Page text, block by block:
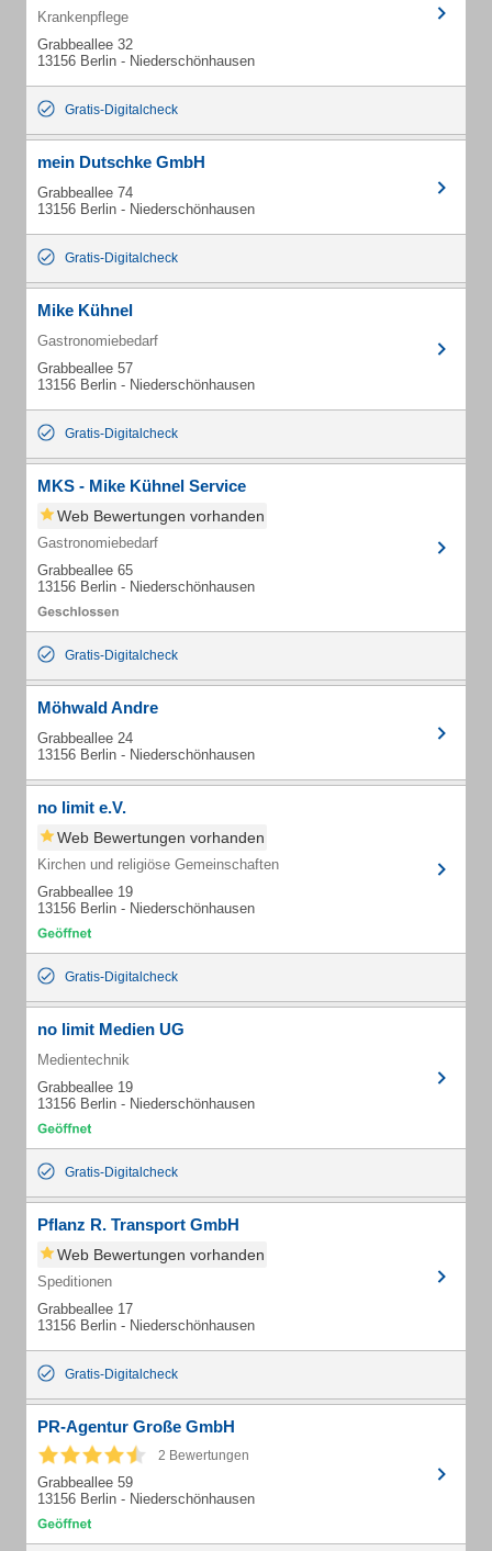
Krankenpflege
Grabbeallee 32
13156 Berlin - Niederschönhausen
Gratis-Digitalcheck
mein Dutschke GmbH
Grabbeallee 74
13156 Berlin - Niederschönhausen
Gratis-Digitalcheck
Mike Kühnel
Gastronomiebedarf
Grabbeallee 57
13156 Berlin - Niederschönhausen
Gratis-Digitalcheck
MKS - Mike Kühnel Service
Web Bewertungen vorhanden
Gastronomiebedarf
Grabbeallee 65
13156 Berlin - Niederschönhausen
Gratis-Digitalcheck
Möhwald Andre
Grabbeallee 24
13156 Berlin - Niederschönhausen
no limit e.V.
Web Bewertungen vorhanden
Kirchen und religiöse Gemeinschaften
Grabbeallee 19
13156 Berlin - Niederschönhausen
Gratis-Digitalcheck
no limit Medien UG
Medientechnik
Grabbeallee 19
13156 Berlin - Niederschönhausen
Gratis-Digitalcheck
Pflanz R. Transport GmbH
Web Bewertungen vorhanden
Speditionen
Grabbeallee 17
13156 Berlin - Niederschönhausen
Gratis-Digitalcheck
PR-Agentur Große GmbH
2 Bewertungen
Grabbeallee 59
13156 Berlin - Niederschönhausen